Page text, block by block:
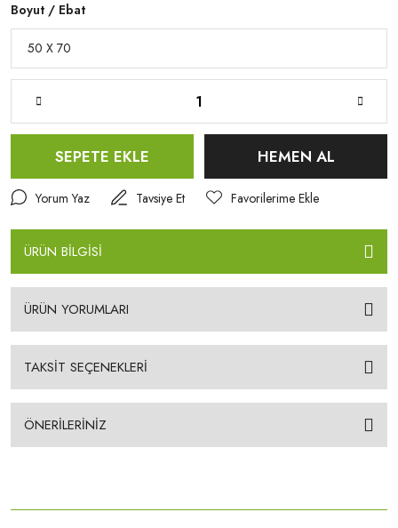
Boyut / Ebat
SEPETE EKLE HEMEN AL
Yorum Yaz Tavsiye Et
ÜRÜN BİLGİSİ
ÜRÜN YORUMLARI
TAKSİT SEÇENEKLERİ
ÖNERİLERİNİZ